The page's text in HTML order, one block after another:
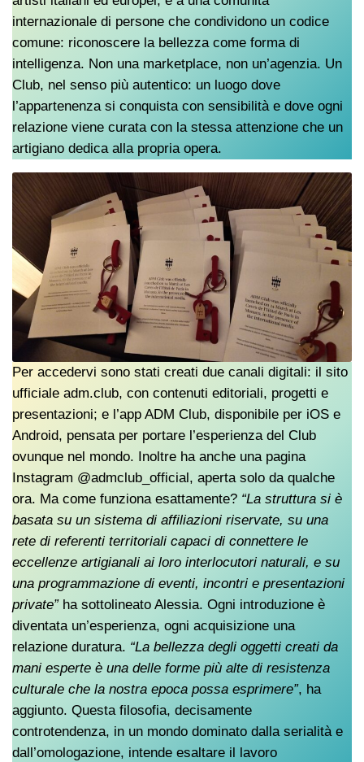
internazionale di persone che condividono un codice
comune: riconoscere la bellezza come forma di
intelligenza. Non una marketplace, non un’agenzia. Un
Club, nel senso più autentico: un luogo dove
l’appartenenza si conquista con sensibilità e dove ogni
relazione viene curata con la stessa attenzione che un
artigiano dedica alla propria opera.
Per accedervi sono stati creati due canali digitali: il sito
ufficiale adm.club, con contenuti editoriali, progetti e
presentazioni; e l’app ADM Club, disponibile per iOS e
Android, pensata per portare l’esperienza del Club
ovunque nel mondo. Inoltre ha anche una pagina
Instagram @admclub_official, aperta solo da qualche
ora. Ma come funziona esattamente? “La struttura si è
basata su un sistema di affiliazioni riservate, su una
rete di referenti territoriali capaci di connettere le
eccellenze artigianali ai loro interlocutori naturali, e su
una programmazione di eventi, incontri e presentazioni
private”ha sottolineato Alessia. Ogni introduzione è
diventata un’esperienza, ogni acquisizione una
relazione duratura. “La bellezza degli oggetti creati da
mani esperte è una delle forme più alte di resistenza
culturale che la nostra epoca possa esprimere”, ha
aggiunto. Questa filosofia, decisamente
controtendenza, in un mondo dominato dalla serialità e
dall’omologazione, intende esaltare il lavoro